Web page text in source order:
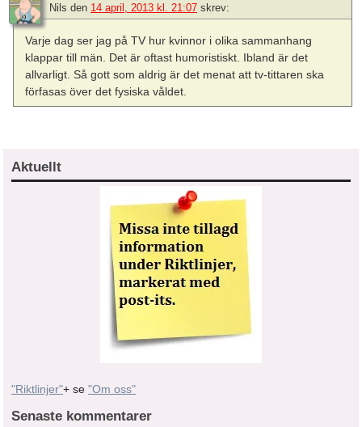
Nils den 14 april, 2013 kl. 21:07 skrev:
Varje dag ser jag på TV hur kvinnor i olika sammanhang
klappar till män. Det är oftast humoristiskt. Ibland är det
allvarligt. Så gott som aldrig är det menat att tv-tittaren ska
förfasas över det fysiska våldet.
Aktuellt
"Riktlinjer"+ se "Om oss"
Senaste kommentarer